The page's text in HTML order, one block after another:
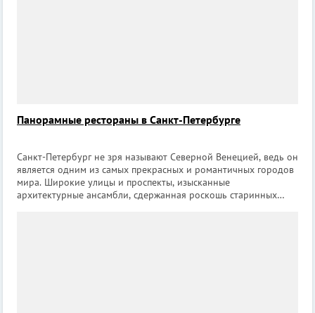
Панорамные рестораны в Санкт-Петербурге
Санкт-Петербург не зря называют Северной Венецией, ведь он
является одним из самых прекрасных и романтичных городов
мира. Широкие улицы и проспекты, изысканные
архитектурные ансамбли, сдержанная роскошь старинных